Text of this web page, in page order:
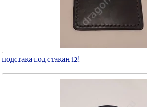
подстака под стакан 12!